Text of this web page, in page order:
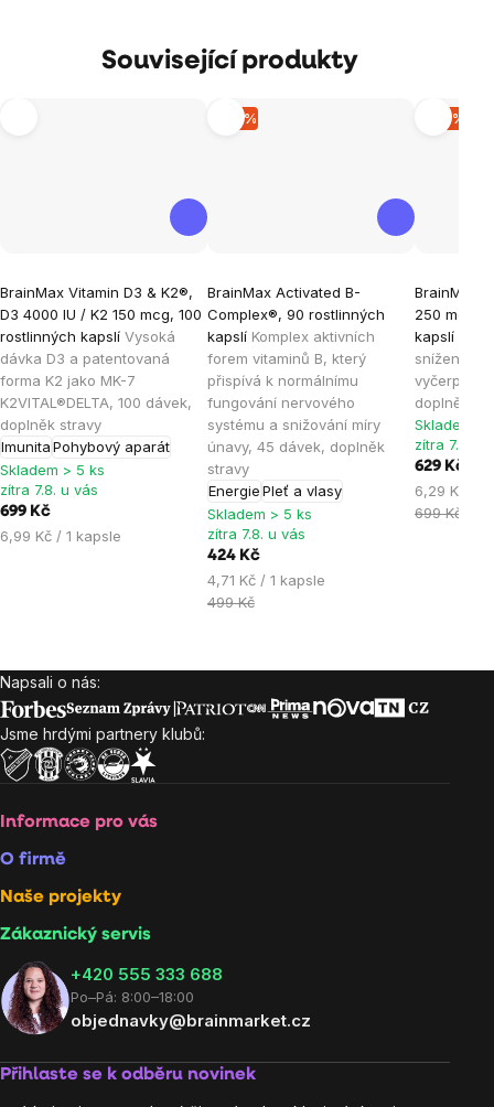
Související produkty
BrainMax Vitamin D3 & K2®,
D3 4000 IU / K2 150 mcg, 100
rostlinných kapslí Vysoká
dávka D3 a patentovaná
forma K2 jako MK-7
K2VITAL®DELTA, 100 dávek,
doplněk stravy
ImunitaPohybový aparát
hodnocení
produktu
je
5,0
z
5
hvězdiček.
Skladem > 5 ks
zítra 7.8. u vás
699 Kč
Měrná
6,99 Kč / 1 kapsle
–15 %
BrainMax Activated B-
Complex®, 90 rostlinných
kapslí Komplex aktivních
forem vitaminů B, který
přispívá k normálnímu
fungování nervového
systému a snižování míry
únavy, 45 dávek, doplněk
stravy
EnergiePleť a vlasy
hodnocení
produktu
je
5,0
z
5
hvězdiček.
Skladem > 5 ks
zítra 7.8. u vás
424 Kč
Měrná
cena:
4,71 Kč / 1 kapsle
499 Kč
–10 %
BrainMax
250 mg,
kapslí
snížení
vyčerpání,
doplněk
produktu
je
4,8
z
5
Skladem >
zítra 7.8. u
629 Kč
Měrná
cena:
6,29 Kč / 1
699 Kč
Zápatí
Napsali o nás:
Jsme hrdými partnery klubů:
Informace pro vás
O firmě
Naše projekty
Zákaznický servis
‭+420 555 333 688
Po–Pá: 8:00–18:00
objednavky@brainmarket.cz
Přihlaste se k odběru novinek